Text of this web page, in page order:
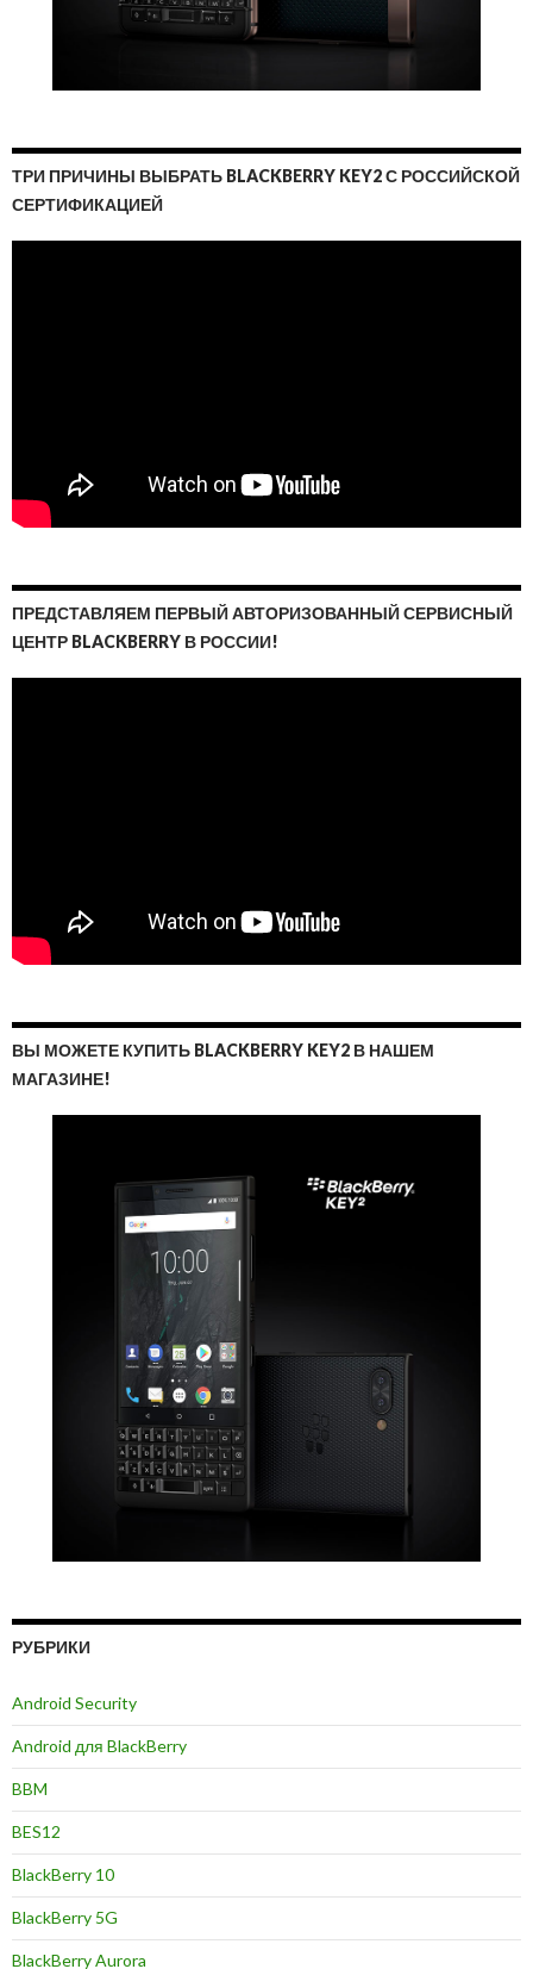
ТРИ ПРИЧИНЫ ВЫБРАТЬ BLACKBERRY KEY2 С РОССИЙСКОЙ
СЕРТИФИКАЦИЕЙ
ПРЕДСТАВЛЯЕМ ПЕРВЫЙ АВТОРИЗОВАННЫЙ СЕРВИСНЫЙ
ЦЕНТР BLACKBERRY В РОССИИ!
ВЫ МОЖЕТЕ КУПИТЬ BLACKBERRY KEY2 В НАШЕМ
МАГАЗИНЕ!
РУБРИКИ
Android Security
Android для BlackBerry
BBM
BES12
BlackBerry 10
BlackBerry 5G
BlackBerry Aurora